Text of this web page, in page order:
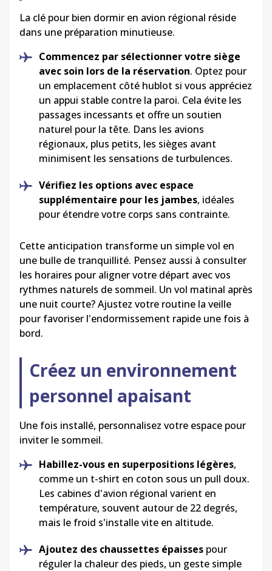
La clé pour bien dormir en avion régional réside
dans une préparation minutieuse.
Commencez par sélectionner votre siège
avec soin lors de la réservation. Optez pour
un emplacement côté hublot si vous appréciez
un appui stable contre la paroi. Cela évite les
passages incessants et offre un soutien
naturel pour la tête. Dans les avions
régionaux, plus petits, les sièges avant
minimisent les sensations de turbulences.
Vérifiez les options avec espace
supplémentaire pour les jambes, idéales
pour étendre votre corps sans contrainte.
Cette anticipation transforme un simple vol en
une bulle de tranquillité. Pensez aussi à consulter
les horaires pour aligner votre départ avec vos
rythmes naturels de sommeil. Un vol matinal après
une nuit courte? Ajustez votre routine la veille
pour favoriser l'endormissement rapide une fois à
bord.
Créez un environnement
personnel apaisant
Une fois installé, personnalisez votre espace pour
inviter le sommeil.
Habillez-vous en superpositions légères,
comme un t-shirt en coton sous un pull doux.
Les cabines d'avion régional varient en
température, souvent autour de 22 degrés,
mais le froid s'installe vite en altitude.
Ajoutez des chaussettes épaisses pour
réguler la chaleur des pieds, un geste simple